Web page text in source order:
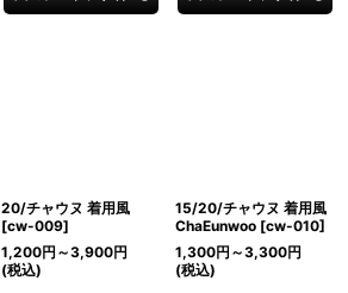
20/チャウヌ 着用風
[cw-009]
1,200円 ～3,900円
(税込)
15/20/チャウヌ 着用風
ChaEunwoo [cw-010]
1,300円 ～3,300円
(税込)